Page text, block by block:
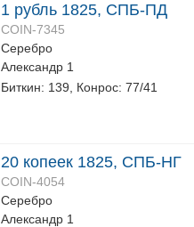
1 рубль 1825, СПБ-ПД
COIN-7345
Серебро
Александр 1
Биткин: 139, Конрос: 77/41
20 копеек 1825, СПБ-НГ
COIN-4054
Серебро
Александр 1